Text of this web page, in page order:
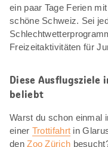
ein paar Tage Ferien
schöne Schweiz. Sei
Freizeitaktivitäten für
Diese Ausflugsziele
beliebt
Warst du schon einmal
einer Trottifahrt in
denZoo Zürich